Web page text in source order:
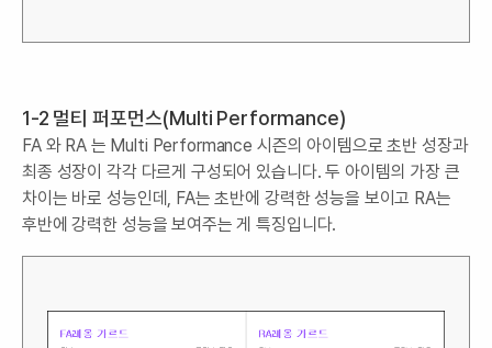
1-2 멀티 퍼포먼스(Multi Performance)
FA 와 RA 는 Multi Performance 시즌의 아이템으로 초반 성장과
최종 성장이 각각 다르게 구성되어 있습니다. 두 아이템의 가장 큰
차이는 바로 성능인데, FA는 초반에 강력한 성능을 보이고 RA는
후반에 강력한 성능을 보여주는 게 특징입니다.